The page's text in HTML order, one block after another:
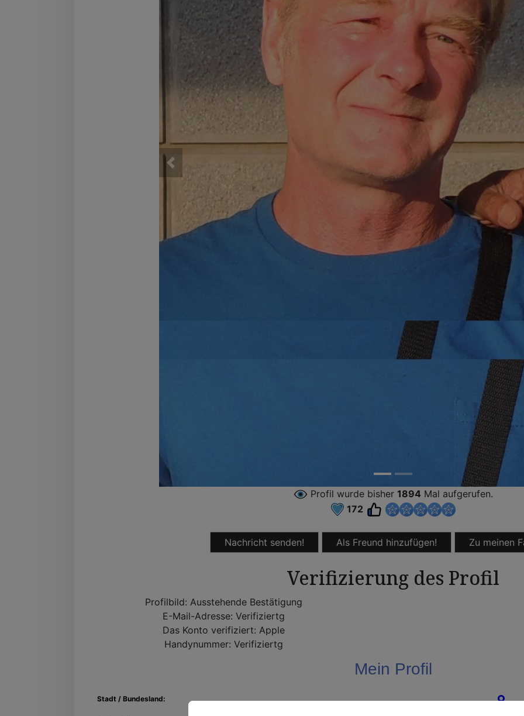
Profil wurde bisher 1894 Mal aufgerufen.
172
Nachricht senden! Als Freund hinzufügen! Zu meinen
Verifizierung des Profil
Profilbild: Ausstehende Bestätigung
E-Mail-Adresse: Verifiziertg
Das Konto verifiziert: Apple
Handynummer: Verifiziertg
Mein Profil
Stadt / Bundesland: